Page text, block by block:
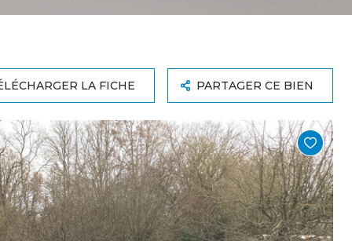
LA FICHE PARTAGER CE BIEN